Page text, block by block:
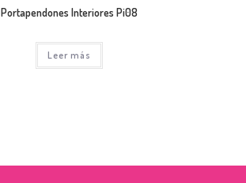
Portapendones Interiores Pi08
Leer más